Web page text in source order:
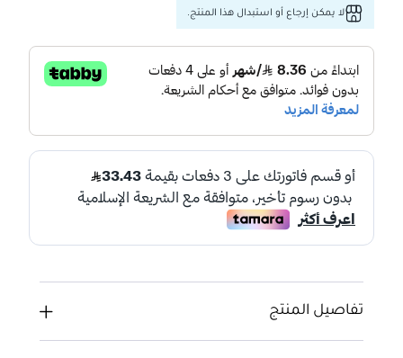
لا يمكن إرجاع أو استبدال هذا المنتج.
تفاصيل المنتج